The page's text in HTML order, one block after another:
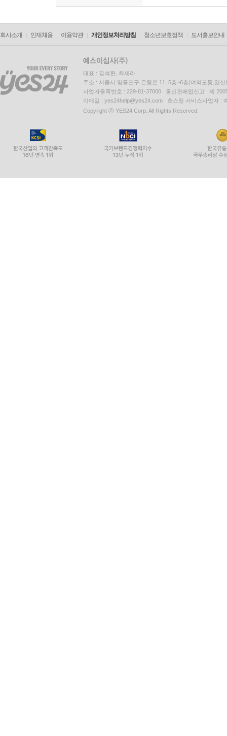
회사소개 인재채용 이용약관 개인정보처리방침 청소년보호정책 도서홍보안내
대표 : 김석환, 최세라
주소 : 서울시 영등포구 은행로 11, 5층~6층(여의도동,일신
사업자등록번호 : 229-81-37000 통신판매업신고 : 제
이메일 : yes24help@yes24.com 호스팅 서비스사업자 :
Copyright ⓒ YES24 Corp. All Rights Reserved.